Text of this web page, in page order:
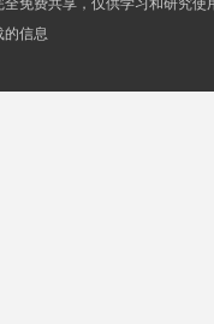
免费共享，仅供学习和研究使
的信息